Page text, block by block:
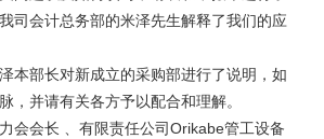
司会计总务部的米泽先生解释了我们的应
本部长对新成立的采购部进行了说明，如
，并请有关各方予以配合和理解。
会会长 、有限责任公司Orikabe管工设备